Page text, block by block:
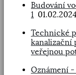
Budování
1
Technické
kanalizační
veřejnou
Oznámení -